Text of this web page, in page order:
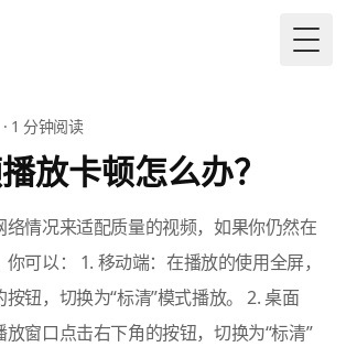
· 1 分钟阅读
放卡顿怎么办？
络情况来适配质量的视频，如果你仍然在
可以： 1. 移动端：在播放的使用全屏，
钮，切换为“标清”模式播放。 2. 桌面
窗口点击右下角的按钮，切换为“标清”